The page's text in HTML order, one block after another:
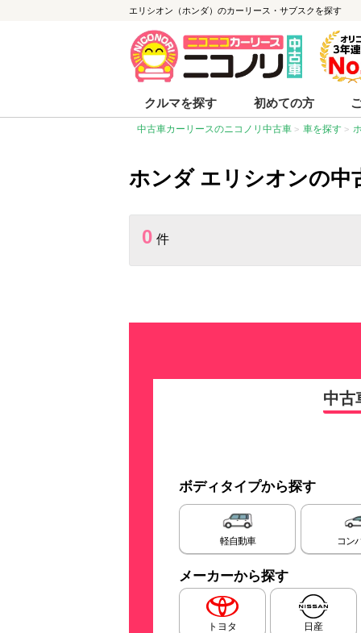
エリシオン（ホンダ）のカーリース・サブスクを探す
クルマを探す 初めての方
中古車カーリースのニコノリ中古車 車を探す
ホンダ エリシオンの中
0 件
中古
ボディタイプから探す
軽自動車 コン
メーカーから探す
トヨタ 日産